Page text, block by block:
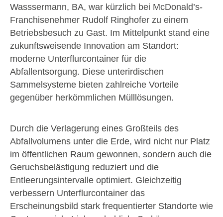
Wasssermann, BA, war kürzlich bei McDonald’s-
Franchisenehmer Rudolf Ringhofer zu einem
Betriebsbesuch zu Gast. Im Mittelpunkt stand eine
zukunftsweisende Innovation am Standort:
moderne Unterflurcontainer für die
Abfallentsorgung. Diese unterirdischen
Sammelsysteme bieten zahlreiche Vorteile
gegenüber herkömmlichen Mülllösungen.
Durch die Verlagerung eines Großteils des
Abfallvolumens unter die Erde, wird nicht nur Platz
im öffentlichen Raum gewonnen, sondern auch die
Geruchsbelästigung reduziert und die
Entleerungsintervalle optimiert. Gleichzeitig
verbessern Unterflurcontainer das
Erscheinungsbild stark frequentierter Standorte wie